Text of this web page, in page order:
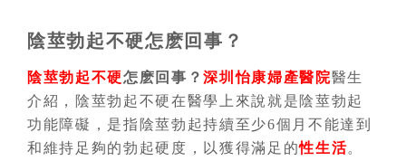
陰莖勃起不硬怎麽回事？
陰莖勃起不硬怎麽回事？深圳怡康婦產醫院醫生
介紹，陰莖勃起不硬在醫學上來說就是陰莖勃起
功能障礙，是指陰莖勃起持續至少6個月不能達到
和維持足夠的勃起硬度，以獲得滿足的性生活。